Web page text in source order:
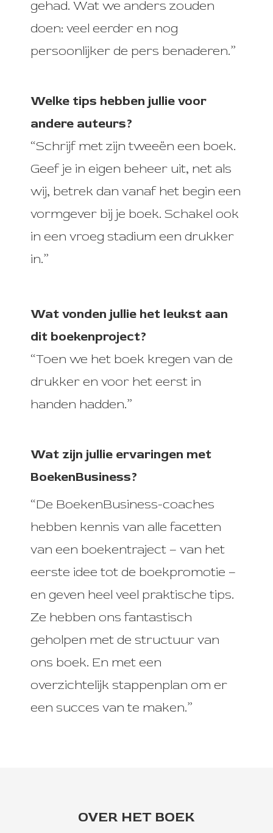
gehad. Wat we anders zouden
doen: veel eerder en nog
persoonlijker de pers benaderen.”
Welke tips hebben jullie voor
andere auteurs?
“Schrijf met zijn tweeën een boek.
Geef je in eigen beheer uit, net als
wij, betrek dan vanaf het begin een
vormgever bij je boek. Schakel ook
in een vroeg stadium een drukker
in.”
Wat vonden jullie het leukst aan
dit boekenproject?
“Toen we het boek kregen van de
drukker en voor het eerst in
handen hadden.”
Wat zijn jullie ervaringen met
BoekenBusiness?
“De BoekenBusiness-coaches
hebben kennis van alle facetten
van een boekentraject – van het
eerste idee tot de boekpromotie –
en geven heel veel praktische tips.
Ze hebben ons fantastisch
geholpen met de structuur van
ons boek. En met een
overzichtelijk stappenplan om er
een succes van te maken.”
OVER HET BOEK